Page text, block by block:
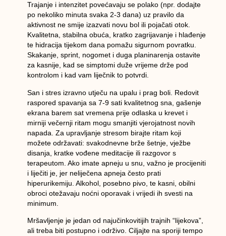
Trajanje i intenzitet povećavaju se polako (npr. dodajte
po nekoliko minuta svaka 2-3 dana) uz pravilo da
aktivnost ne smije izazvati novu bol ili pojačati otok.
Kvalitetna, stabilna obuća, kratko zagrijavanje i hlađenje
te hidracija tijekom dana pomažu sigurnom povratku.
Skakanje, sprint, nogomet i duga planinarenja ostavite
za kasnije, kad se simptomi duže vrijeme drže pod
kontrolom i kad vam liječnik to potvrdi.
San i stres izravno utječu na upalu i prag boli. Redovit
raspored spavanja sa 7-9 sati kvalitetnog sna, gašenje
ekrana barem sat vremena prije odlaska u krevet i
mirniji večernji ritam mogu smanjiti vjerojatnost novih
napada. Za upravljanje stresom birajte ritam koji
možete održavati: svakodnevne brže šetnje, vježbe
disanja, kratke vođene meditacije ili razgovor s
terapeutom. Ako imate apneju u snu, važno je procijeniti
i liječiti je, jer neliječena apneja često prati
hiperurikemiju. Alkohol, posebno pivo, te kasni, obilni
obroci otežavaju noćni oporavak i vrijedi ih svesti na
minimum.
Mršavljenje je jedan od najučinkovitijih trajnih “lijekova”,
ali treba biti postupno i održivo. Ciljajte na sporiji tempo